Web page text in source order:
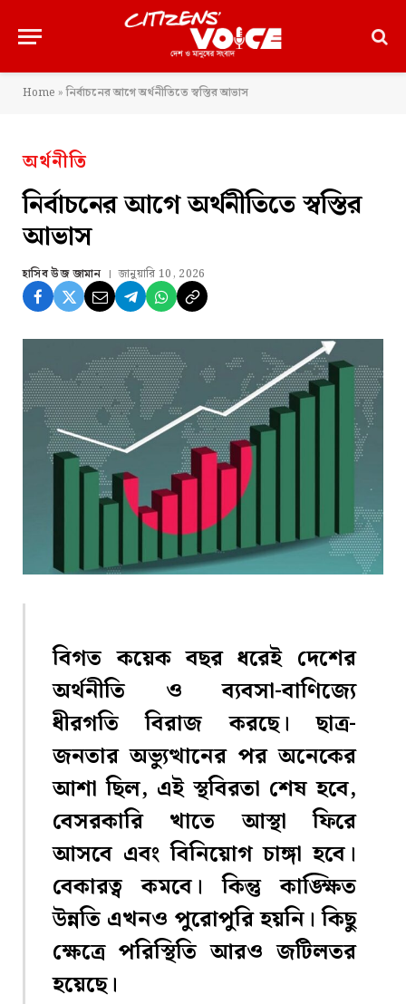
Home »নির্বাচনের আগে অর্থনীতিতে স্বস্তির আভাস
অর্থনীতি
নির্বাচনের আগে অর্থনীতিতে স্বস্তির
আভাস
হাসিব উজ জামান জানুয়ারি 10, 2026
বিগত কয়েক বছর ধরেই দেশের
অর্থনীতি ও ব্যবসা-বাণিজ্যে
ধীরগতি বিরাজ করছে। ছাত্র-
জনতার অভ্যুত্থানের পর অনেকের
আশা ছিল, এই স্থবিরতা শেষ হবে,
বেসরকারি খাতে আস্থা ফিরে
আসবে এবং বিনিয়োগ চাঙ্গা হবে।
বেকারত্ব কমবে। কিন্তু কাঙ্ক্ষিত
উন্নতি এখনও পুরোপুরি হয়নি। কিছু
ক্ষেত্রে পরিস্থিতি আরও জটিলতর
হয়েছে।